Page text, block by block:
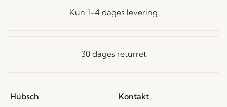
Kun 1-4 dages levering
30 dages returret
Hübsch
Kontakt